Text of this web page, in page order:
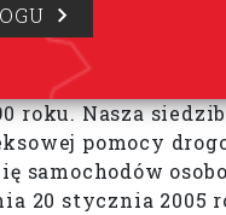
roku. Nasza
pomocy
samochodów
20 stycznia